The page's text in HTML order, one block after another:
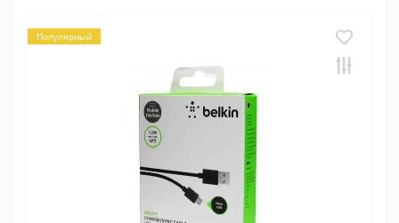
Популярный